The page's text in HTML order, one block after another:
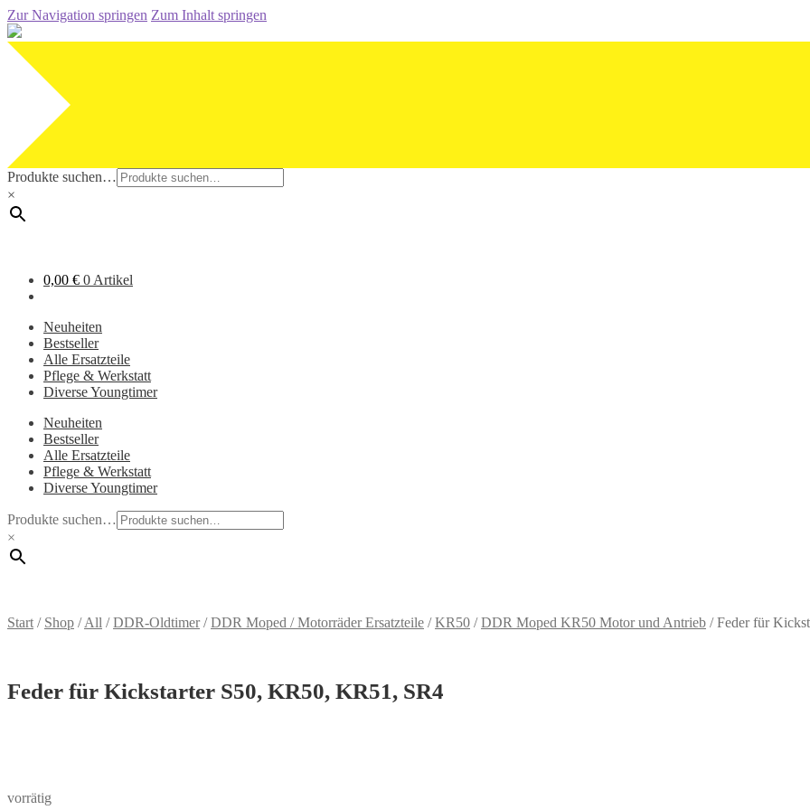
Zur Navigation springen Zum Inhalt springen
Produkte suchen…
×
0,00 € 0 Artikel
Neuheiten
Bestseller
Alle Ersatzteile
Pflege & Werkstatt
Diverse Youngtimer
Neuheiten
Bestseller
Alle Ersatzteile
Pflege & Werkstatt
Diverse Youngtimer
Produkte suchen…
×
Start / Shop /All /DDR-Oldtimer/DDR Moped / Motorräder Ersatzteile /KR50 /DDR Moped KR50 Motor und Antrieb /Feder für
Feder für Kickstarter S50, KR50, KR51, SR4
vorrätig